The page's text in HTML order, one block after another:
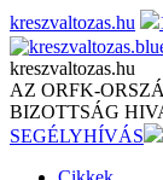
Skip
to
content
kreszvaltozas.hu
kreszvaltozas.hu
AZ ORFK-
BIZOTTSÁG
SEGÉLYHÍVÁS